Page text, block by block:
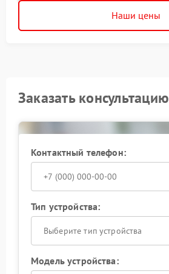
Наши цены
Заказать консультацию
Контактный телефон:
Тип устройства:
Выберите тип устройства
Модель устройства: